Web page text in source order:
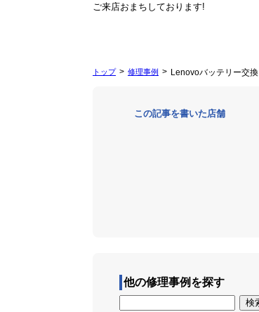
ご来店おまちしております!
トップ 修理事例 Lenovoバッテリー交換
この記事を書いた店舗
他の修理事例を探す